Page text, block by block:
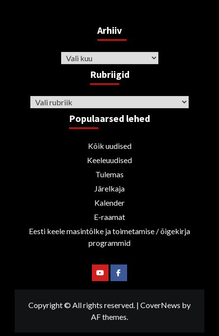
Arhiiv
Arhiiv
Rubriigid
Rubriigid
Populaarsed lehed
Kõik uudised
Keeleuudised
Tulemas
Järelkaja
Kalender
E-raamat
Eesti keele masintõlke ja toimetamise / õigekirja
programmid
YoutubeFacebook
Copyright © All rights reserved. | CoverNews by
AF themes.